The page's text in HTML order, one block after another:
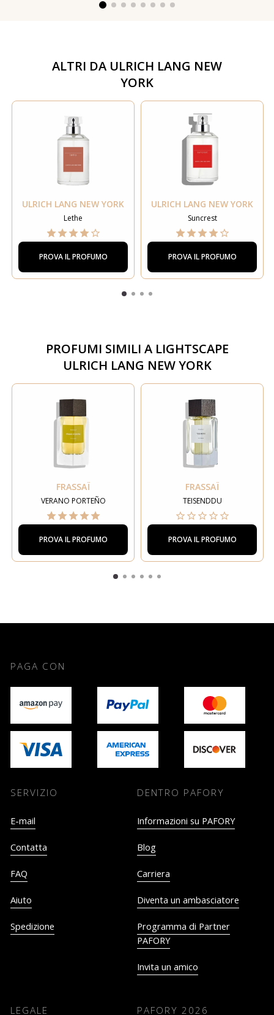
ALTRI DA ULRICH LANG NEW
YORK
ULRICH LANG NEW YORK
Lethe
PROVA IL PROFUMO
ULRICH LANG NEW YORK
Suncrest
PROVA IL PROFUMO
PROFUMI SIMILI ALIGHTSCAPE
ULRICH LANG NEW YORK
FRASSAÏ
VERANO PORTEÑO
PROVA IL PROFUMO
FRASSAÏ
TEISENDDU
PROVA IL PROFUMO
PAGA CON
SERVIZIO
E-mail
Contatta
FAQ
Aiuto
Spedizione
DENTRO PAFORY
Informazioni su PAFORY
Blog
Carriera
Diventa un ambasciatore
Programma di Partner
PAFORY
Invita un amico
LEGALE PAFORY 2026